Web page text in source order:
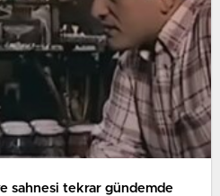
sahnesi tekrar gündemde